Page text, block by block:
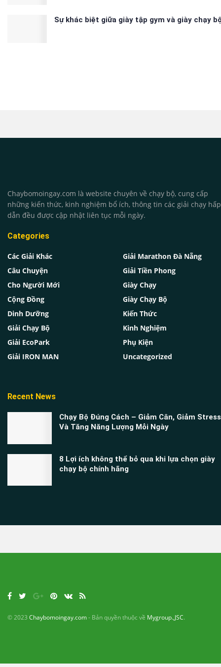
Sự khác biệt giữa giày tập gym và giày chạy
Chaybomoingay.com là website chuyên về chạy bộ, cung cấp
những kiến thức, kinh nghiệm bổ ích, thông tin các giải chạy hấp
dẫn đều được cập nhật liên tục mỗi ngày.
Categories
Các Giải Khác
Câu Chuyện
Cho Người Mới
Cộng Đồng
Dinh Dưỡng
Giải Chạy Bộ
Giải EcoPark
Giải IRON MAN
Giải Marathon Đà Nẵng
Giải Tiền Phong
Giày Chạy
Giày Chạy Bộ
Kiến Thức
Kinh Nghiệm
Phụ Kiện
Uncategorized
Recent News
Chạy Bộ Đúng Cách – Giảm Cân, Giảm Stress
Và Tăng Năng Lượng Mỗi Ngày
8 Lợi ích không thể bỏ qua khi lựa chọn giày
chạy bộ chính hãng
© 2023 Chaybomoingay.com- Bản quyền thuộc về Mygroup.,JSC.